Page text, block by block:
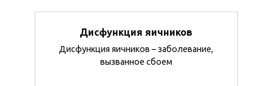
Дисфункция яичников
Дисфункция яичников – заболевание,
вызванное сбоем